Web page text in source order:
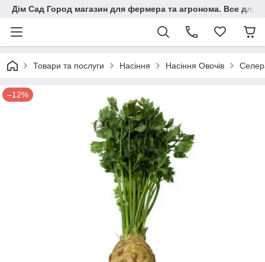
Дім Сад Город магазин для фермера та агронома. Все для
Товари та послуги Насіння Насіння Овочів
–12%